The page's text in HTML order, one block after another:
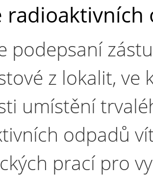
radioaktivních
podepsaní
z lokalit, ve
umístění
odpadů
prací pro